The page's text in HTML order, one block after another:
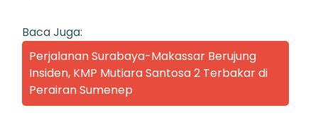
Baca Juga:
Perjalanan Surabaya-Makassar Berujung
Insiden, KMP Mutiara Santosa 2 Terbakar di
Perairan Sumenep